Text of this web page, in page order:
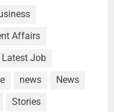
Affairs
Latest Job
news
News
Stories